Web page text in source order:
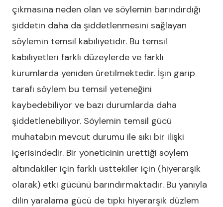
çıkmasına neden olan ve söylemin barındırdığı
şiddetin daha da şiddetlenmesini sağlayan
söylemin temsil kabiliyetidir. Bu temsil
kabiliyetleri farklı düzeylerde ve farklı
kurumlarda yeniden üretilmektedir. İşin garip
tarafı söylem bu temsil yeteneğini
kaybedebiliyor ve bazı durumlarda daha
şiddetlenebiliyor. Söylemin temsil gücü
muhatabın mevcut durumu ile sıkı bir ilişki
içerisindedir. Bir yöneticinin ürettiği söylem
altındakiler için farklı üsttekiler için (hiyerarşik
olarak) etki gücünü barındırmaktadır. Bu yanıyla
dilin yaralama gücü de tıpkı hiyerarşik düzlem